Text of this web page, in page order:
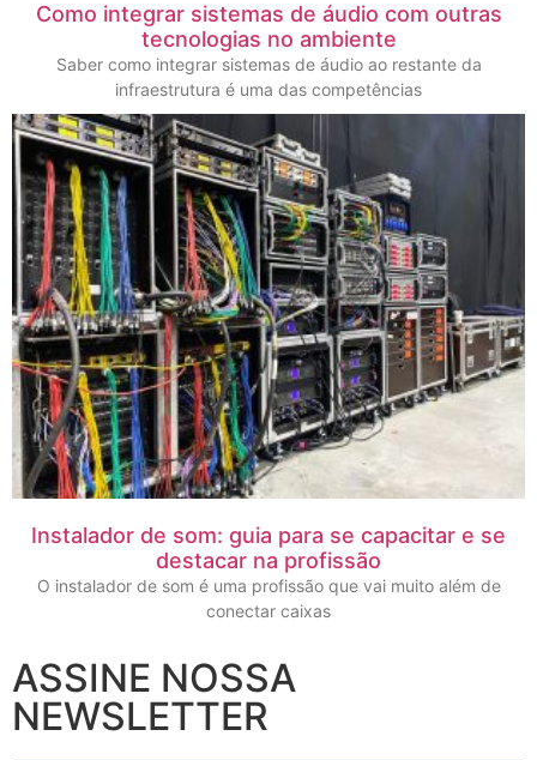
Como integrar sistemas de áudio com outras
tecnologias no ambiente
Saber como integrar sistemas de áudio ao restante da
infraestrutura é uma das competências
Instalador de som: guia para se capacitar e se
destacar na profissão
O instalador de som é uma profissão que vai muito além de
conectar caixas
ASSINE NOSSA
NEWSLETTER